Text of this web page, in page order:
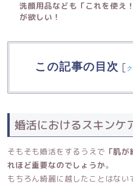
洗顔用品なども「これを使え
が欲しい！
この記事の目次 [
婚活におけるスキンケ
そもそも婚活をするうえで 「肌
れほど重要なのでしょうか。
もちろん綺麗に越したことはない